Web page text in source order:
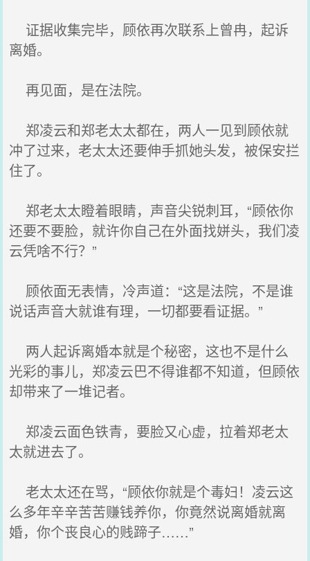
证据收集完毕，顾依再次联系上曾冉，起诉
离婚。
再见面，是在法院。
郑凌云和郑老太太都在，两人一见到顾依就
冲了过来，老太太还要伸手抓她头发，被保安拦
住了。
郑老太太瞪着眼睛，声音尖锐刺耳，“顾依你
还要不要脸，就许你自己在外面找姘头，我们凌
云凭啥不行？”
顾依面无表情，冷声道：“这是法院，不是谁
说话声音大就谁有理，一切都要看证据。”
两人起诉离婚本就是个秘密，这也不是什么
光彩的事儿，郑凌云巴不得谁都不知道，但顾依
却带来了一堆记者。
郑凌云面色铁青，要脸又心虚，拉着郑老太
太就进去了。
老太太还在骂，“顾依你就是个毒妇！凌云这
么多年辛辛苦苦赚钱养你，你竟然说离婚就离
婚，你个丧良心的贱蹄子……”